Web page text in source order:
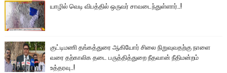
யாழில் வெடி விபத்தில் ஒருவர் சாவடைந்துள்ளார்..!
குட்டிமணி தங்கத்துரை ஆகியோர் சிலை நிறுவுவதற்கு நாளை
வரை தற்காலிக தடை பருத்தித்துறை நீதவான் நீதிமன்றம்
உத்தரவு..!